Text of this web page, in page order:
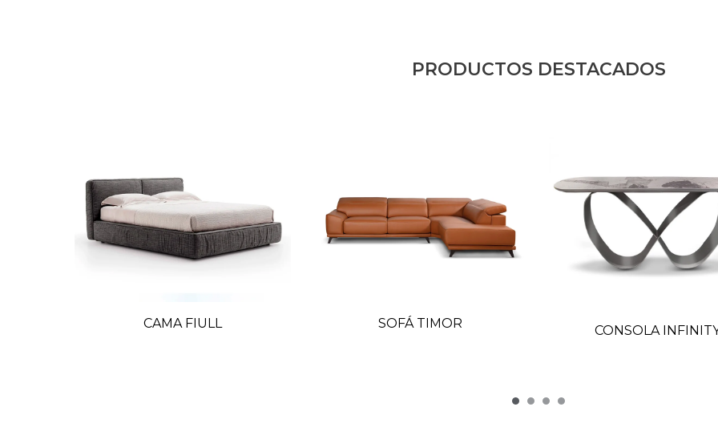
PRODUCTOS DESTACADOS
CAMA FIULL SOFÁ TIMOR CONSOLA